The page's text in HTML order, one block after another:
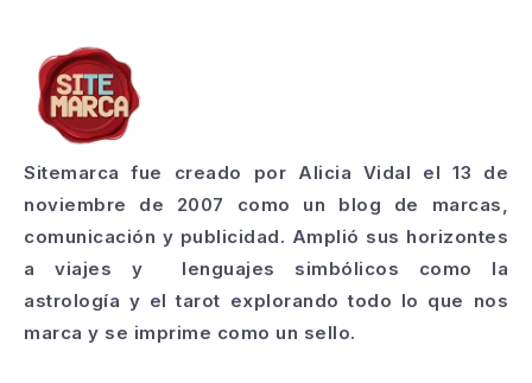
Sitemarca fue creado por Alicia Vidal el 13 de
noviembre de 2007 como un blog de marcas,
comunicación y publicidad. Amplió sus horizontes
a viajes y lenguajes simbólicos como la
astrología y el tarot explorando todo lo que nos
marca y se imprime como un sello.